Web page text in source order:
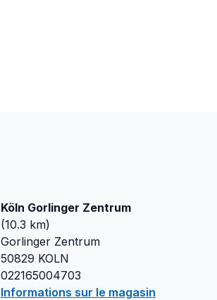
Köln Gorlinger Zentrum
(10.3 km)
Gorlinger Zentrum
50829 KOLN
022165004703
Informations sur le magasin